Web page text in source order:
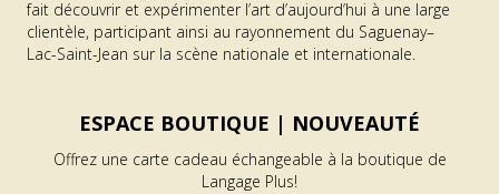
fait découvrir et expérimenter l’art d’aujourd’hui à une large
clientèle, participant ainsi au rayonnement du Saguenay–
Lac-Saint-Jean sur la scène nationale et internationale.
ESPACE BOUTIQUE | NOUVEAUTÉ
Offrez une carte cadeau échangeable à la boutique de
Langage Plus!